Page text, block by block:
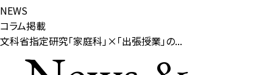
NEWS
コラム掲載
文科省指定研究「家庭科」×「出張授業」の...